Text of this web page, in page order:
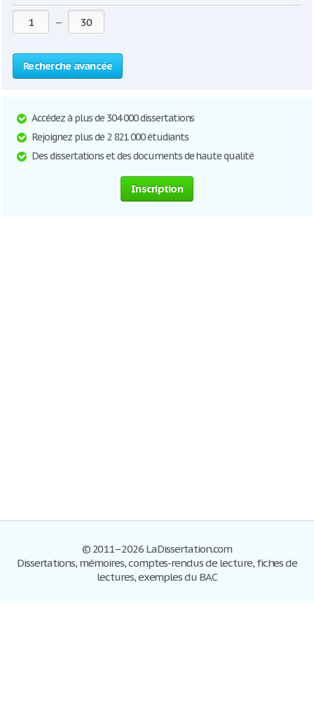
—
Recherche avancée
Accédez à plus de 304 000 dissertations
Rejoignez plus de 2 821 000 étudiants
Des dissertations et des documents de haute qualité
Inscription
© 2011–2026 LaDissertation.com
Dissertations, mémoires, comptes-rendus de lecture, fiches de
lectures, exemples du BAC